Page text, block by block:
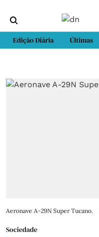
Edição Diária Últimas
Aeronave A-29N Super Tucano.
Sociedade